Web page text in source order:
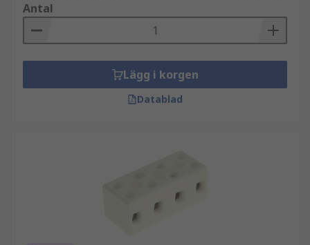
Antal
Lägg i korgen
Datablad